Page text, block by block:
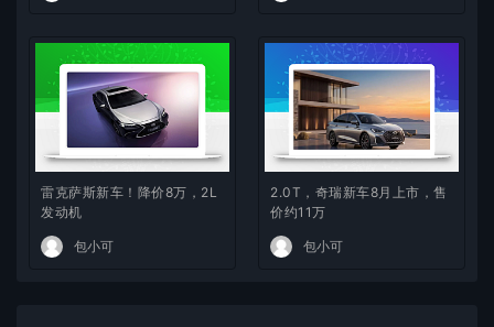
雷克萨斯新车！降价8万，2L
发动机
包小可
2.0T，奇瑞新车8月上市，售
价约11万
包小可